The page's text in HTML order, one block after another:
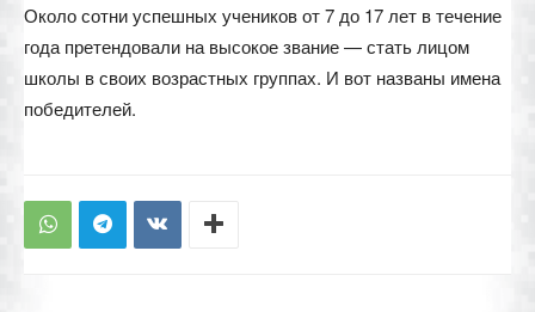
Около сотни успешных учеников от 7 до 17 лет в течение
года претендовали на высокое звание — стать лицом
школы в своих возрастных группах. И вот названы имена
победителей.